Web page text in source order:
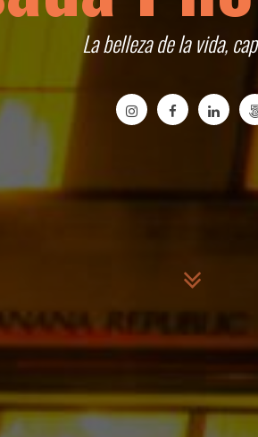
La belleza de la vida,